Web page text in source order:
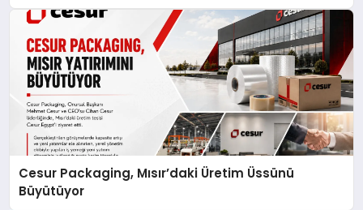
Cesur Packaging, Mısır’daki Üretim Üssünü
Büyütüyor